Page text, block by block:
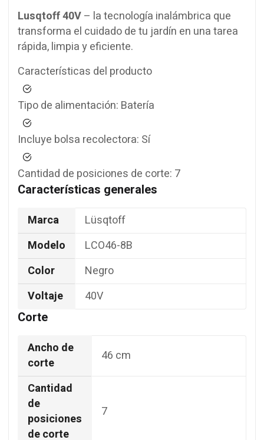
Lusqtoff 40V– la tecnología inalámbrica que
transforma el cuidado de tu jardín en una tarea
rápida, limpia y eficiente.
Características del producto
Tipo de alimentación: Batería
Incluye bolsa recolectora: Sí
Cantidad de posiciones de corte: 7
Características generales
Marca
Lüsqtoff
Modelo
LCO46-8B
Color
Negro
Voltaje
40V
Corte
Ancho de
corte
46 cm
Cantidad
de
posiciones
de corte
7